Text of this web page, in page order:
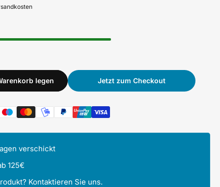
legen Jetzt zum Checkout
verschickt
125€
Kontaktieren Sie uns.